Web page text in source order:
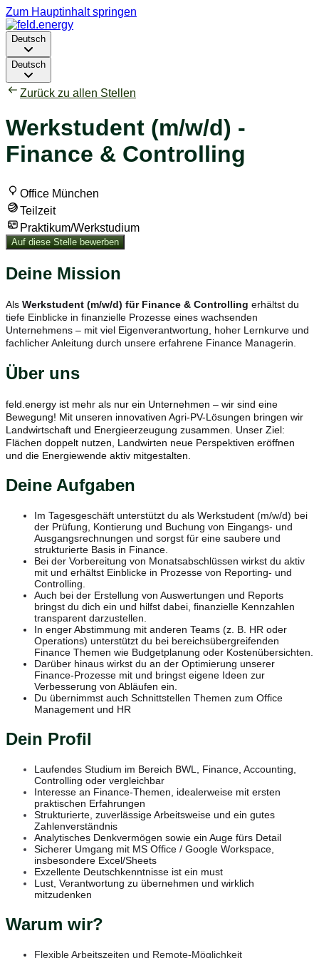
Zum Hauptinhalt springen
Deutsch
Deutsch
Zurück zu allen Stellen
Werkstudent (m/w/d) -
Finance & Controlling
Office München
Teilzeit
Praktikum/Werkstudium
Auf diese Stelle bewerben
Deine Mission
Als Werkstudent (m/w/d) für Finance & Controlling erhältst du
tiefe Einblicke in finanzielle Prozesse eines wachsenden
Unternehmens – mit viel Eigenverantwortung, hoher Lernkurve und
fachlicher Anleitung durch unsere erfahrene Finance Managerin.
Über uns
feld.energy ist mehr als nur ein Unternehmen – wir sind eine
Bewegung! Mit unseren innovativen Agri-PV-Lösungen bringen wir
Landwirtschaft und Energieerzeugung zusammen. Unser Ziel:
Flächen doppelt nutzen, Landwirten neue Perspektiven eröffnen
und die Energiewende aktiv mitgestalten.
Deine Aufgaben
Im Tagesgeschäft unterstützt du als Werkstudent (m/w/d) bei
der Prüfung, Kontierung und Buchung von Eingangs- und
Ausgangsrechnungen und sorgst für eine saubere und
strukturierte Basis in Finance.
Bei der Vorbereitung von Monatsabschlüssen wirkst du aktiv
mit und erhältst Einblicke in Prozesse von Reporting- und
Controlling.
Auch bei der Erstellung von Auswertungen und Reports
bringst du dich ein und hilfst dabei, finanzielle Kennzahlen
transparent darzustellen.
In enger Abstimmung mit anderen Teams (z. B. HR oder
Operations) unterstützt du bei bereichsübergreifenden
Finance Themen wie Budgetplanung oder Kostenübersichten.
Darüber hinaus wirkst du an der Optimierung unserer
Finance-Prozesse mit und bringst eigene Ideen zur
Verbesserung von Abläufen ein.
Du übernimmst auch Schnittstellen Themen zum Office
Management und HR
Dein Profil
Laufendes Studium im Bereich BWL, Finance, Accounting,
Controlling oder vergleichbar
Interesse an Finance-Themen, idealerweise mit ersten
praktischen Erfahrungen
Strukturierte, zuverlässige Arbeitsweise und ein gutes
Zahlenverständnis
Analytisches Denkvermögen sowie ein Auge fürs Detail
Sicherer Umgang mit MS Office / Google Workspace,
insbesondere Excel/Sheets
Exzellente Deutschkenntnisse ist ein must
Lust, Verantwortung zu übernehmen und wirklich
mitzudenken
Warum wir?
Flexible Arbeitszeiten und Remote-Möglichkeit